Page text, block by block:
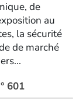
de
au
la sécurité
de marché
601